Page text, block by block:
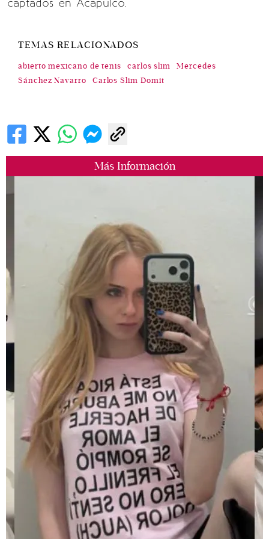
Más Información
captados en Acapulco.
TEMAS RELACIONADOS
abierto mexicano de tenis carlos slim
Mercedes
Sánchez Navarro
Carlos Slim Domit